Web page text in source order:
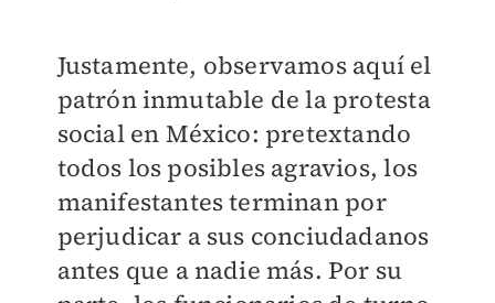
Justamente, observamos aquí el
patrón inmutable de la protesta
social en México: pretextando
todos los posibles agravios, los
manifestantes terminan por
perjudicar a sus conciudadanos
antes que a nadie más. Por su